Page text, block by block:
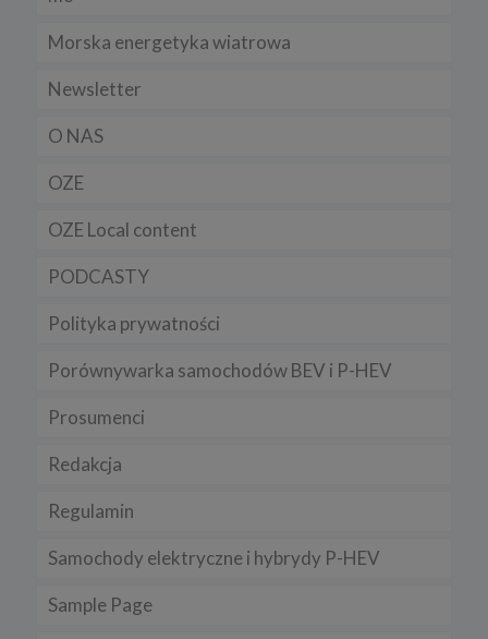
Morska energetyka wiatrowa
Newsletter
O NAS
OZE
OZE Local content
PODCASTY
Polityka prywatności
Porównywarka samochodów BEV i P-HEV
Prosumenci
Redakcja
Regulamin
Samochody elektryczne i hybrydy P-HEV
Sample Page